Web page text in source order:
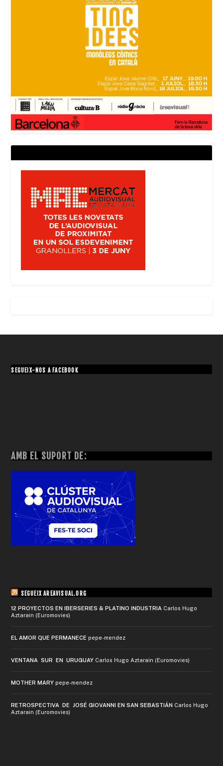
SEGUEIX-NOS A FACEBOOK
AMB EL SUPORT DE:
SEGUEIX AREAVISUAL.ORG
12 PROYECTOS EN IBERSERIES & PLATINO INDUSTRIA Carlos Hugo
Aztarain (Euromovies)
EL AMOR QUE PERMANECE pepe-mendez
VENTANA SUR EN URUGUAY Carlos Hugo Aztarain (Euromovies)
MOTHER MARY pepe-mendez
RETROSPECTIVA DE JOSÉ GIOVANNI EN SAN SEBASTIÁN Carlos Hugo
Aztarain (Euromovies)